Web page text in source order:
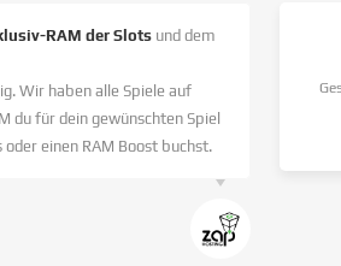
RAM der Slots und dem
Wir haben alle Spiele auf
du für dein gewünschten Spiel
einen RAM Boost buchst.